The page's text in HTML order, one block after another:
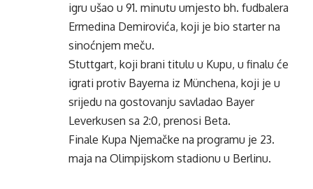
igru ušao u 91. minutu umjesto bh. fudbalera
Ermedina Demirovića, koji je bio starter na
sinoćnjem meču.
Stuttgart, koji brani titulu u Kupu, u finalu će
igrati protiv Bayerna iz Münchena, koji je u
srijedu na gostovanju savladao Bayer
Leverkusen sa 2:0, prenosi Beta.
Finale Kupa Njemačke na programu je 23.
maja na Olimpijskom stadionu u Berlinu.